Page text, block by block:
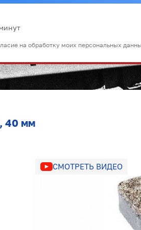
на обработку моих персональных
40 мм
СМОТРЕТЬ ВИДЕО